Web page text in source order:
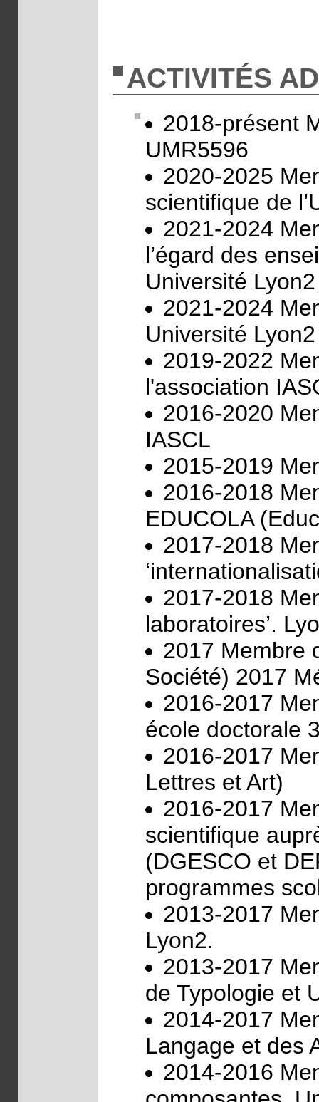
ACTIVITÉS
2018-présent
UMR5596
2020-2025
scientifique de
2021-2024
l’égard des
Université Lyon2
2021-2024
Université Lyon2
2019-2022
l'association
2016-2020
IASCL
2015-2019
2016-2018
EDUCOLA
2017-2018
2017-2018
laboratoires’.
2017 Membre
Société) 2017
2016-2017
école doctorale
2016-2017
Lettres et Art)
2016-2017
scientifique
(DGESCO et
programmes
2013-2017
Lyon2.
2013-2017
de Typologie et
2014-2017
Langage et des
2014-2016